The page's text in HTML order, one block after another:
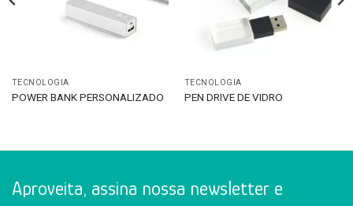
TECNOLOGIA
POWER BANK PERSONALIZADO
TECNOLOGIA
PEN DRIVE DE VIDRO
Aproveita, assina nossa newsletter e